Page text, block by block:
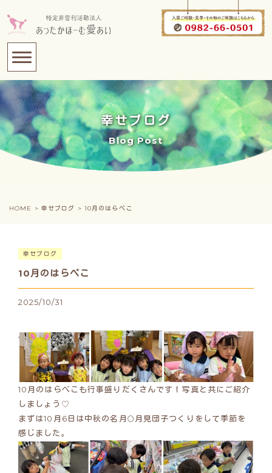
幸せブログ
Blog Post
HOME > 幸せブログ > 10月のはらぺこ
幸せブログ
10月のはらぺこ
2025/10/31
10月のはらぺこも行事盛りだくさんです！写真と共にご紹介
しましょう♡
まずは10月6日は中秋の名月🌕月見団子つくりをして季節を
感じました。